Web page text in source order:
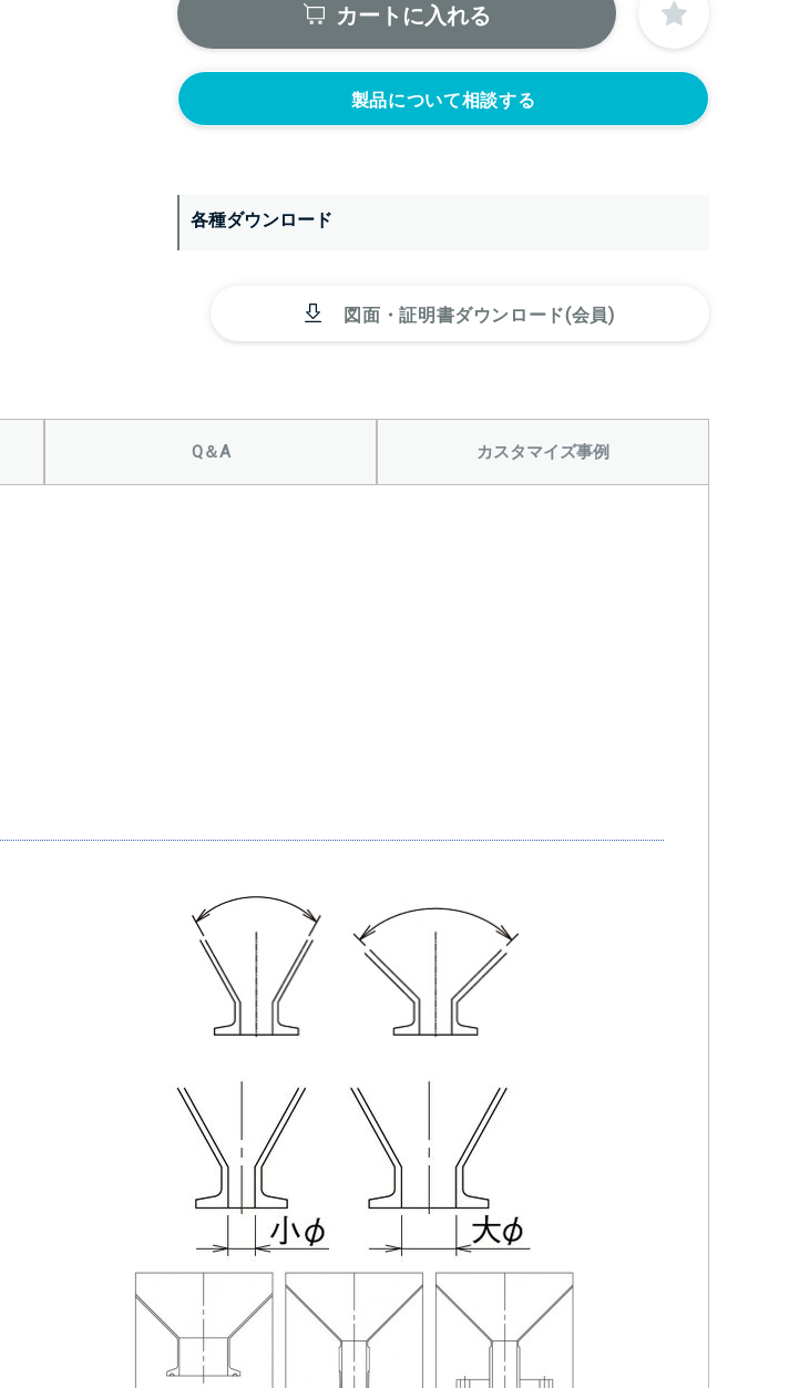
ソケット
ソケット
1/2’(+22440円)
ヘルール
ヘルール
1.5S’(+22440円)
ヘルール
なし
カートに入れる
製品について相談する
各種ダウンロード
図面・証明書ダウンロード(会員)
Q＆A カスタマイズ事例